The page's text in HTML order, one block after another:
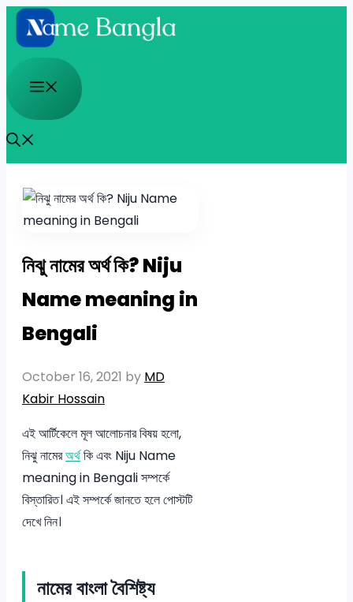
Skip
to
content
Menu
নিঝু নামের অর্থ কি? Niju
Name meaning in
Bengali
October 16, 2021 by MD
Kabir Hossain
এই আর্টিকেলে মূল আলোচনার বিষয় হলো,
নিঝু নামেরঅর্থকি এবং Niju Name
meaning in Bengali সম্পর্কে
বিস্তারিত। এই সম্পর্কে জানতে হলে পোস্টটি
দেখে নিন।
নামের বাংলা বৈশিষ্ট্য